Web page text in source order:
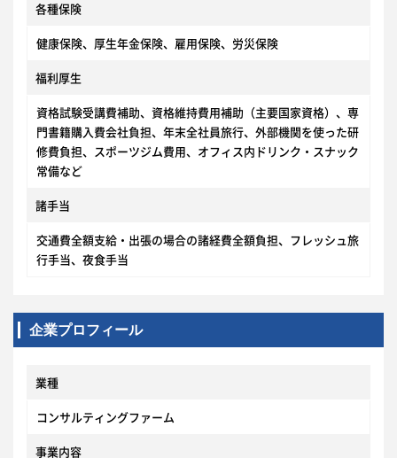
各種保険
健康保険、厚生年金保険、雇用保険、労災保険
福利厚生
資格試験受講費補助、資格維持費用補助（主要国家資格）、専
門書籍購入費会社負担、年末全社員旅行、外部機関を使った研
修費負担、スポーツジム費用、オフィス内ドリンク・スナック
常備など
諸手当
交通費全額支給・出張の場合の諸経費全額負担、フレッシュ旅
行手当、夜食手当
企業プロフィール
業種
コンサルティングファーム
事業内容